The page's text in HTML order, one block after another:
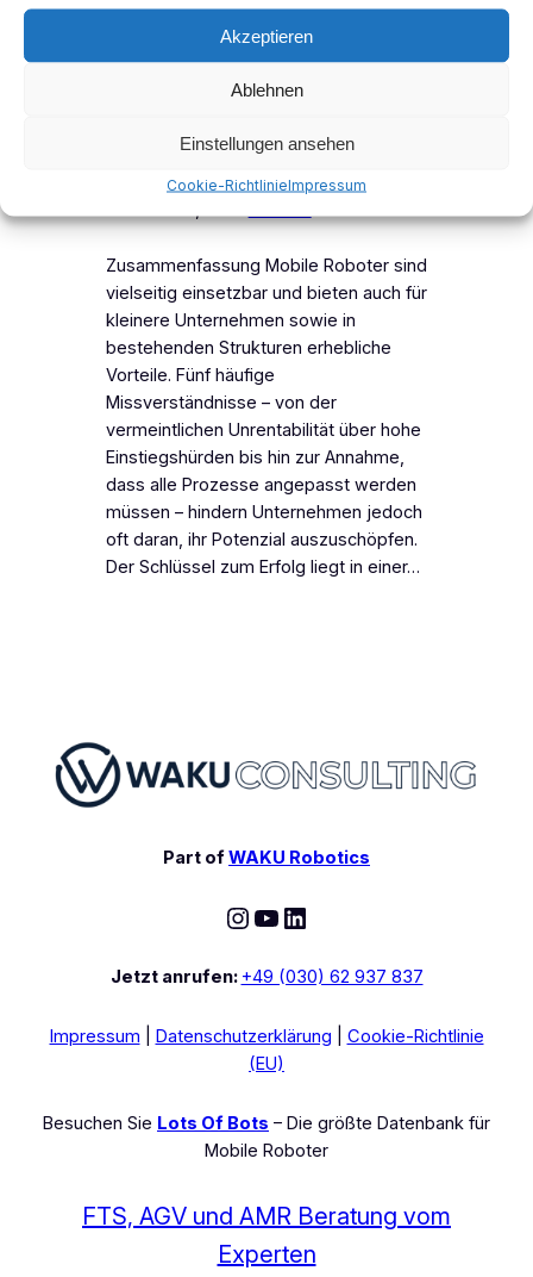
Akzeptieren
Ablehnen
Einstellungen ansehen
Cookie-RichtlinieImpressum
Fünf häufige
Missverständnisse in
Robotik
Zusammenfassung Mobile Roboter sind
vielseitig einsetzbar und bieten auch für
kleinere Unternehmen sowie in
bestehenden Strukturen erhebliche
Vorteile. Fünf häufige
Missverständnisse – von der
vermeintlichen Unrentabilität über hohe
Einstiegshürden bis hin zur Annahme,
dass alle Prozesse angepasst werden
müssen – hindern Unternehmen jedoch
oft daran, ihr Potenzial auszuschöpfen.
Der Schlüssel zum Erfolg liegt in einer…
Part ofWAKU Robotics
Instagram
YouTube
LinkedIn
Jetzt anrufen: +49 (030) 62 937 837
Impressum Datenschutzerklärung
Cookie-Richtlinie
(EU)
Besuchen Sie Lots Of Bots – Die größte Datenbank für
Mobile Roboter
FTS, AGV und AMR Beratung vom
Experten